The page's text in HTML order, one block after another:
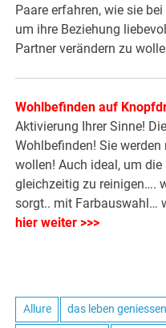
Paare erfahren, wie sie
um ihre Beziehung
Partner verändern zu
Wohlbefinden auf
Aktivierung Ihrer Sinne!
Wohlbefinden! Sie
wollen! Auch ideal, um
gleichzeitig zu reinigen….
sorgt.. mit Farbauswahl…
hier weiter >>>
Allure das leben geniessen